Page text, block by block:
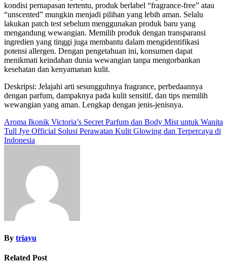
kondisi pernapasan tertentu, produk berlabel “fragrance-free” atau
“unscented” mungkin menjadi pilihan yang lebih aman. Selalu
lakukan patch test sebelum menggunakan produk baru yang
mengandung wewangian. Memilih produk dengan transparansi
ingredien yang tinggi juga membantu dalam mengidentifikasi
potensi allergen. Dengan pengetahuan ini, konsumen dapat
menikmati keindahan dunia wewangian tanpa mengorbankan
kesehatan dan kenyamanan kulit.
Deskripsi: Jelajahi arti sesungguhnya fragrance, perbedaannya
dengan parfum, dampaknya pada kulit sensitif, dan tips memilih
wewangian yang aman. Lengkap dengan jenis-jenisnya.
Navigasi
pos
Aroma Ikonik Victoria’s Secret Parfum dan Body Mist untuk Wanita
Tull Jye Official Solusi Perawatan Kulit Glowing dan Terpercaya di
Indonesia
By triayu
Related Post